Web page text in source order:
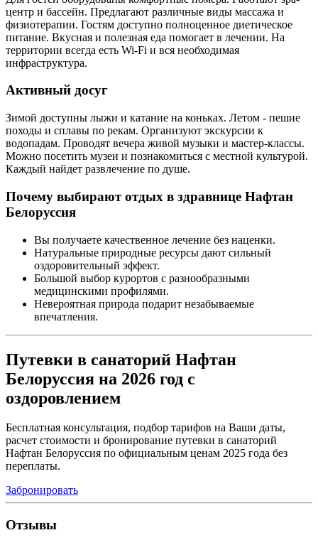
центр и бассейн. Предлагают различные виды массажа и
физиотерапии. Гостям доступно полноценное диетическое
питание. Вкусная и полезная еда помогает в лечении. На
территории всегда есть Wi-Fi и вся необходимая
инфраструктура.
Активный досуг
Зимой доступны лыжи и катание на коньках. Летом - пешие
походы и сплавы по рекам. Организуют экскурсии к
водопадам. Проводят вечера живой музыки и мастер-классы.
Можно посетить музеи и познакомиться с местной культурой.
Каждый найдет развлечение по душе.
Почему выбирают отдых в здравнице Нафтан
Белоруссия
Вы получаете качественное лечение без наценки.
Натуральные природные ресурсы дают сильный
оздоровительный эффект.
Большой выбор курортов с разнообразными
медицинскими профилями.
Невероятная природа подарит незабываемые
впечатления.
Путевки в санаторий Нафтан
Белоруссия на 2026 год с
оздоровлением
Бесплатная консультация, подбор тарифов на Ваши даты,
расчет стоимости и бронирование путевки в санаторий
Нафтан Белоруссия по официальным ценам 2025 года без
переплаты.
Забронировать
Отзывы